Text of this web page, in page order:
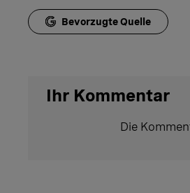
Bevorzugte Quelle
Ihr Kommentar
Die